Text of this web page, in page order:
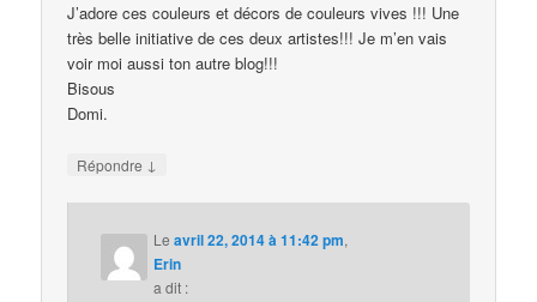
J’adore ces couleurs et décors de couleurs vives !!! Une
très belle initiative de ces deux artistes!!! Je m’en vais
voir moi aussi ton autre blog!!!
Bisous
Domi.
Répondre ↓
Leavril 22, 2014 à 11:42 pm,
Erin
a dit :